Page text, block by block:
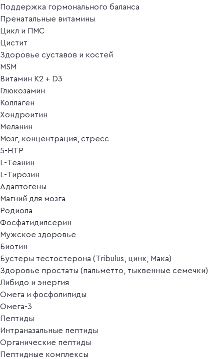
Поддержка гормонального баланса
Пренатальные витамины
Цикл и ПМС
Цистит
Здоровье суставов и костей
MSM
Витамин K2 + D3
Глюкозамин
Коллаген
Хондроитин
Меланин
Мозг, концентрация, стресс
5-HTP
L-Теанин
L-Тирозин
Адаптогены
Магний для мозга
Родиола
Фосфатидилсерин
Мужское здоровье
Биотин
Бустеры тестостерона (Tribulus, цинк, Мака)
Здоровье простаты (пальметто, тыквенные семечки)
Либидо и энергия
Омега и фосфолипиды
Омега-3
Пептиды
Интраназальные пептиды
Органические пептиды
Пептидные комплексы